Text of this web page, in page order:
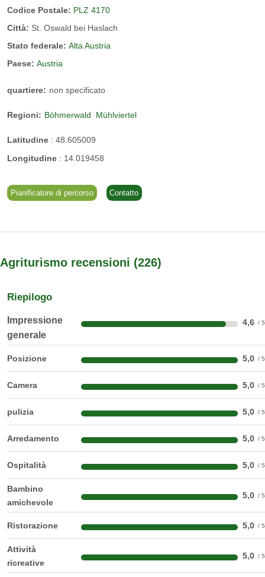
Lo splendido spettacolo naturale “Schwemmkanal” offre
Codice Postale: PLZ 4170
Città: St. Oswald bei Haslach
Stato federale: Alta Austria
Paese: Austria
quartiere: non specificato
Regioni: Böhmerwald Mühlviertel
Latitudine : 48.605009
Longitudine : 14.019458
Pianificatore di percorso Contatto
Agriturismo recensioni 226
Riepilogo
Impressione
generale
4,6
Posizione 5,0
Camera 5,0
pulizia 5,0
Arredamento 5,0
Ospitalità 5,0
Bambino
amichevole
5,0
Ristorazione 5,0
Attività
ricreative
5,0